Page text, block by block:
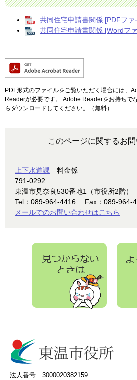
共同住宅申請書関係 [PDFファ
共同住宅申請書関係 [Wordフ
PDF形式のファイルをご覧いただく場合には、
Readerが必要です。
Adobe Readerをお持ちで
らダウンロードしてください。（無料）
このページに関するお
上下水道課
料金係
791-0292
東温市見奈良530番地1（市役所2階）
Tel：089-964-4416
Fax：089-964-
メールでのお問い合わせはこちら
法人番号 3000020382159